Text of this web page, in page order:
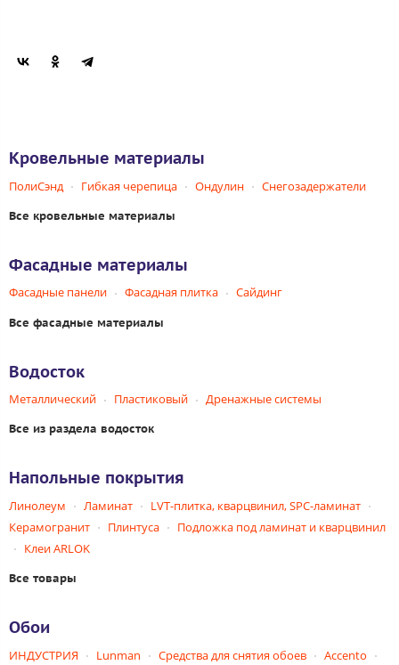
Кровельные материалы
ПолиСэнд Гибкая черепица Ондулин Снегозадержатели
Все кровельные материалы
Фасадные материалы
Фасадные панели Фасадная плитка Сайдинг
Все фасадные материалы
Водосток
Металлический Пластиковый Дренажные системы
Все из раздела водосток
Напольные покрытия
Линолеум Ламинат
LVT-плитка, кварцвинил, SPC-ламинат
Керамогранит
Плинтуса
Подложка под ламинат и кварцвинил
Клеи ARLOK
Все товары
Обои
ИНДУСТРИЯ Lunman Средства для снятия обоев
Accento